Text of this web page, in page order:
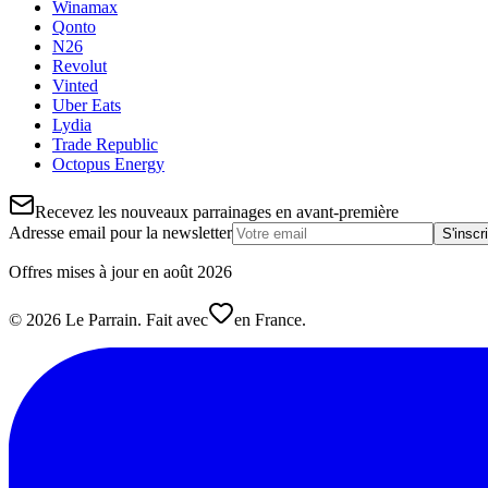
Winamax
Qonto
N26
Revolut
Vinted
Uber Eats
Lydia
Trade Republic
Octopus Energy
Recevez les nouveaux parrainages en avant-première
Adresse email pour la newsletter
Offres mises à jour en août 2026
© 2026 Le Parrain. Fait avec en France.